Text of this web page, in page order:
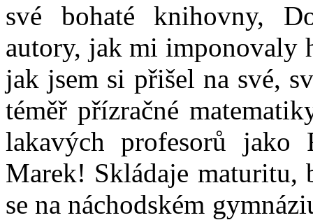
své bohaté knihovny,
autory, jak mi imponovaly
jak jsem si přišel na své,
téměř přízračné
lakavých profesorů jako
Marek! Skládaje maturitu,
se na náchodském